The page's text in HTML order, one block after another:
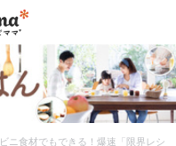
ニ食材でもできる！爆速「限界レシ